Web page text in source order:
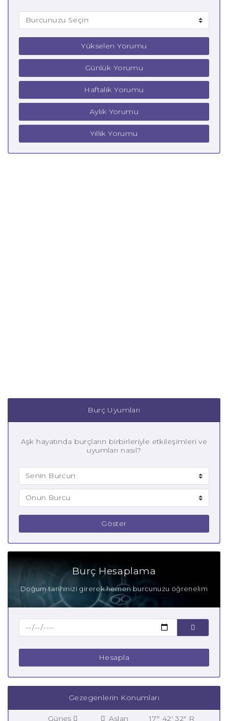
Yükselen Yorumu
Günlük Yorumu
Haftalık Yorumu
Aylık Yorumu
Yıllık Yorumu
Burç Uyumları
Aşk hayatında burçların birbirleriyle etkileşimleri ve
uyumları nasıl?
Göster
Burç Hesaplama
Doğum tarihinizi girerek hemen burcunuzu öğrenelim
Hesapla
Gezegenlerin Konumları
Güneş Aslan 17° 42' 32" R